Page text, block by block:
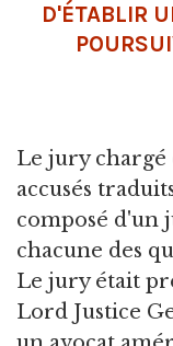
D'ÉTABLIR
Le jury chargé
accusés
composé d'un
chacune des
Le jury était
Lord Justice